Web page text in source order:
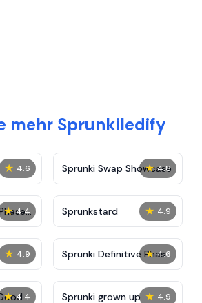
mehr Sprunkiledify
★ 4.6 ★ 4.8
Sprunki Swap Showcase
★ 4.4 ★ 4.9
Sprunkstard
★ 4.9 ★ 4.6
Sprunki Definitive Phase
7
★ 4.4 ★ 4.9
Sprunki grown up